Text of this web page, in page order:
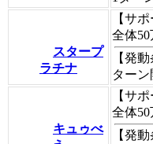
スタープ
ラチナ
【サ
全体
【発動
ターン
キュゥべ
【サ
全体
【発動